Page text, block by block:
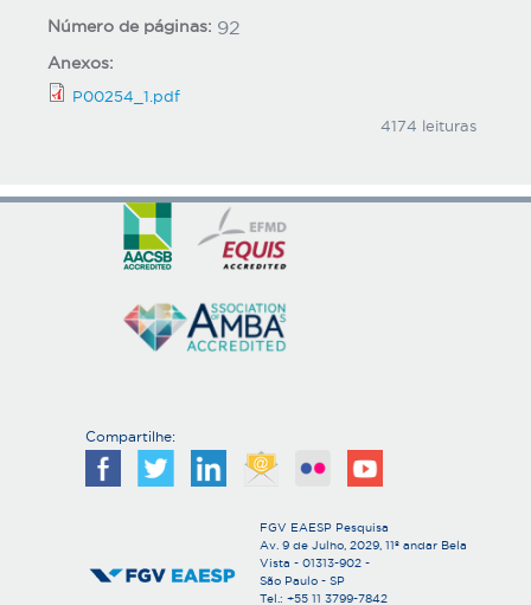
Número de páginas: 92
Anexos:
P00254_1.pdf
4174 leituras
Compartilhe:
FGV EAESP Pesquisa
Av. 9 de Julho, 2029, 11º andar Bela
Vista - 01313-902 -
São Paulo - SP
Tel.: +55 11 3799-7842